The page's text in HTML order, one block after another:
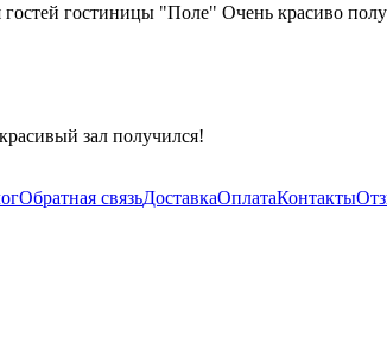
гостиницы "Поле" Очень красиво
зал получился!
Обратная связьДоставкаОплатаКонтакты